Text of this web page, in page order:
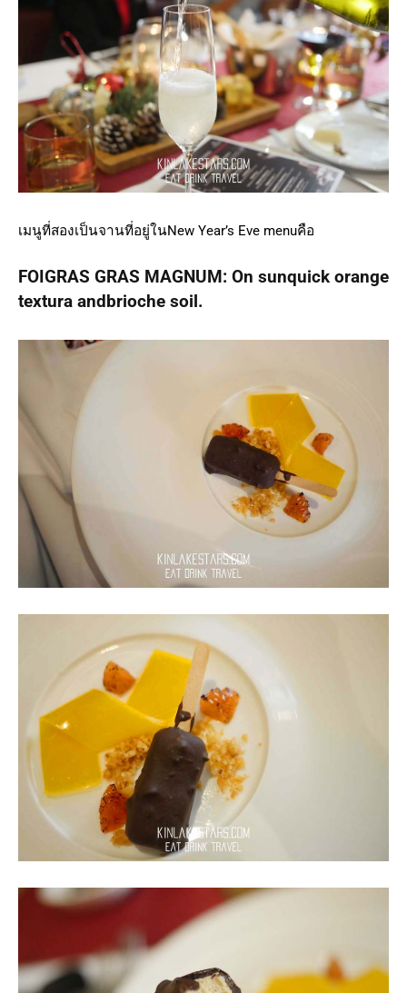
เมนูที่สองเป็นจานที่อยู่ในNew Year’s Eve menuคือ
FOIGRAS GRAS MAGNUM: On sunquick orange
textura andbrioche soil.